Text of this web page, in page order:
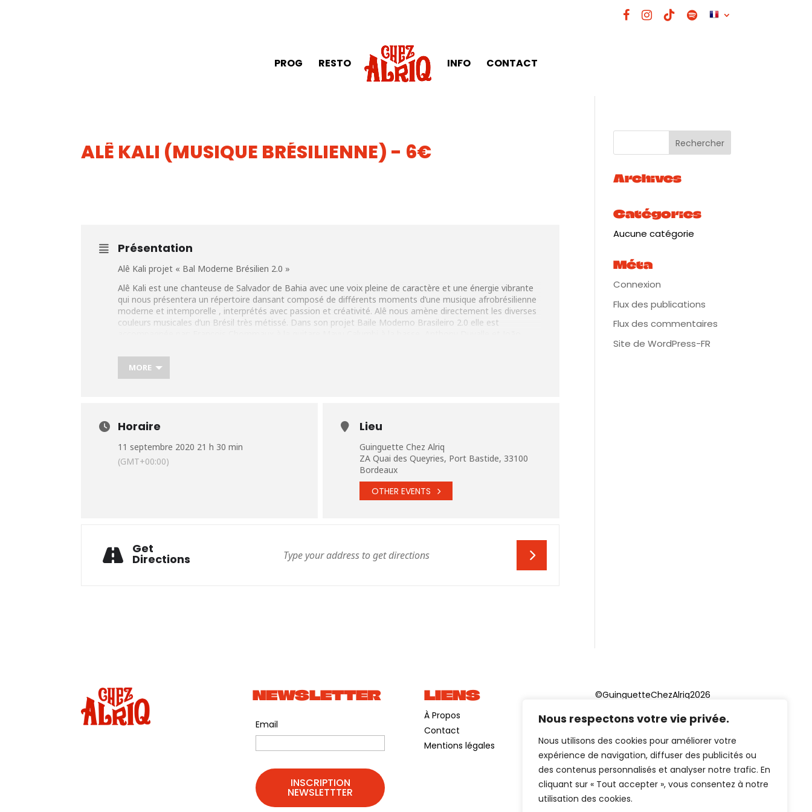
Nous respectons votre vie privée.
Nous utilisons des cookies pour améliorer votre
expérience de navigation, diffuser des publicités ou
des contenus personnalisés et analyser notre trafic. En
cliquant sur « Tout accepter », vous consentez à notre
utilisation des cookies.
PROG RESTO INFO CONTACT
ALÊ KALI (MUSIQUE BRÉSILIENNE) - 6€
Présentation
Alê Kali projet « Bal Moderne Brésilien 2.0 »
Alê Kali est une chanteuse de Salvador de Bahia avec une voix pleine de caractère et une énergie vibrante
qui nous présentera un répertoire dansant composé de différents moments d’une musique afrobrésilienne
moderne et intemporelle , interprétés avec passion et créativité. Alê nous amène directement les diverses
couleurs musicales d’un Brésil très métissé. Dans son projet Baile Moderno Brasileiro 2.0 elle est
Le Bal Moderne 2.0 nous rappelle que la musique brésilienne n’arrête pas de se renouveler et qu’elle est
toujours « à la mode ».
Photo de Paul Magne
MORE
Horaire
11 septembre 2020 21 h 30 min
(GMT+00:00)
Lieu
Guinguette Chez Alriq
ZA Quai des Queyries, Port Bastide, 33100
Bordeaux
OTHER EVENTS
Get
Directions
Archives
Catégories
Aucune catégorie
Méta
Connexion
Flux des publications
Flux des commentaires
Site de WordPress-FR
NEWSLETTER
Email
LIENS
À Propos
Contact
Mentions légales
©GuinguetteChezAlriq2026
Création site internet YOSOY